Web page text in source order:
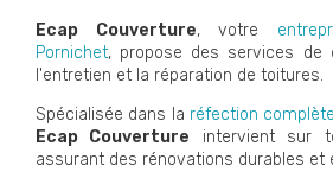
Ecap Couverture, votre
Pornichet, propose des services de
l'entretien et la réparation de toitures.
Spécialisée dans la réfection
Ecap Couverture intervient sur
assurant des rénovations durables et